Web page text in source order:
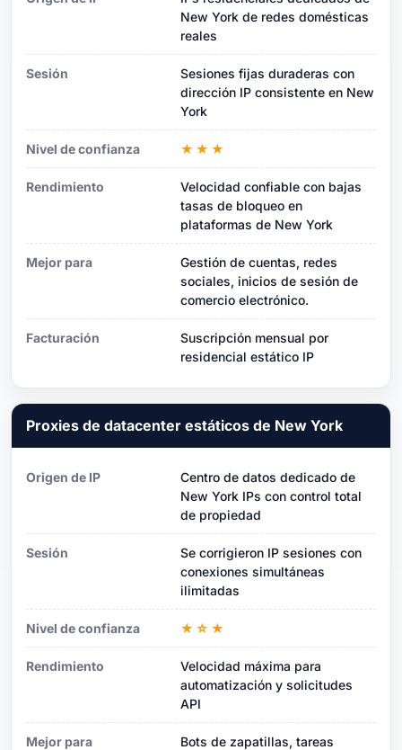
New York de redes domésticas
reales
Sesión
Sesiones fijas duraderas con
dirección IP consistente en New
York
Nivel de confianza ★★★
Rendimiento
Velocidad confiable con bajas
tasas de bloqueo en
plataformas de New York
Mejor para
Gestión de cuentas, redes
sociales, inicios de sesión de
comercio electrónico.
Facturación
Suscripción mensual por
residencial estático IP
Proxies de datacenter estáticos de New York
Origen de IP
Centro de datos dedicado de
New York IPs con control total
de propiedad
Sesión
Se corrigieron IP sesiones con
conexiones simultáneas
ilimitadas
Nivel de confianza ★☆★
Rendimiento
Velocidad máxima para
automatización y solicitudes
API
Mejor para
Bots de zapatillas, tareas